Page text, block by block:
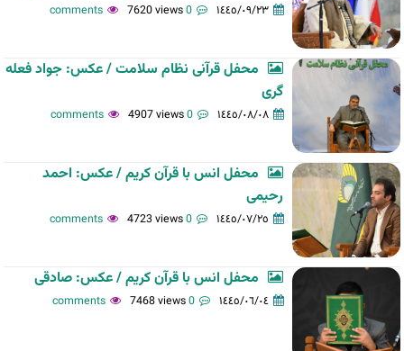
١٤٤٥/٠٩/٢٣ 0 comments
7620 views
محفل قرآنی نظام سلامت / عکس: جواد فعله
گری
١٤٤٥/٠٨/٠٨ 0 comments
4907 views
محفل انس با قرآن کریم / عکس: احمد
رحیمی
١٤٤٥/٠٧/٢٥ 0 comments
4723 views
محفل انس با قرآن کریم / عکس: صادقی
١٤٤٥/٠٦/٠٤ 0 comments
7468 views